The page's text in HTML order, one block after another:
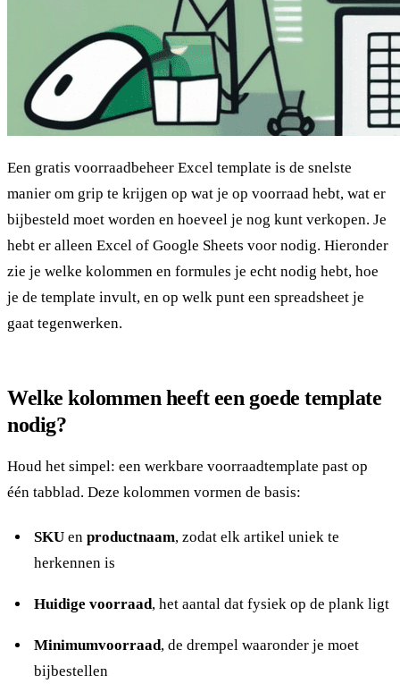
Een gratis voorraadbeheer Excel template is de snelste
manier om grip te krijgen op wat je op voorraad hebt, wat er
bijbesteld moet worden en hoeveel je nog kunt verkopen. Je
hebt er alleen Excel of Google Sheets voor nodig. Hieronder
zie je welke kolommen en formules je echt nodig hebt, hoe
je de template invult, en op welk punt een spreadsheet je
gaat tegenwerken.
Welke kolommen heeft een goede template
nodig?
Houd het simpel: een werkbare voorraadtemplate past op
één tabblad. Deze kolommen vormen de basis:
SKUen productnaam, zodat elk artikel uniek te
herkennen is
Huidige voorraad, het aantal dat fysiek op de plank ligt
Minimumvoorraad, de drempel waaronder je moet
bijbestellen